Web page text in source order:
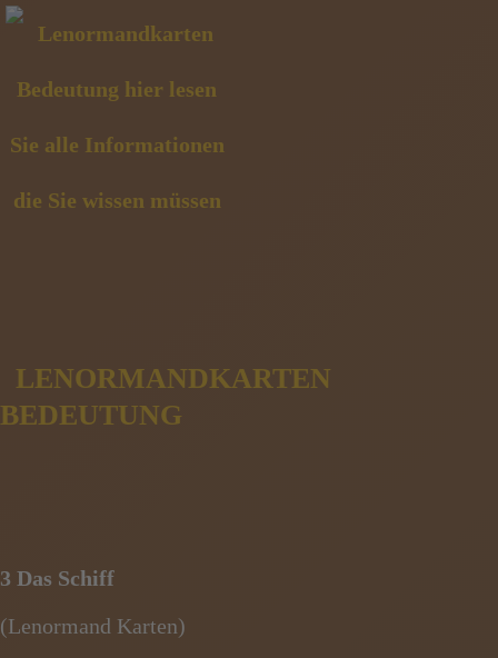
LENORMANDKARTEN
BEDEUTUNG
3 Das Schiff
(Lenormand Karten)